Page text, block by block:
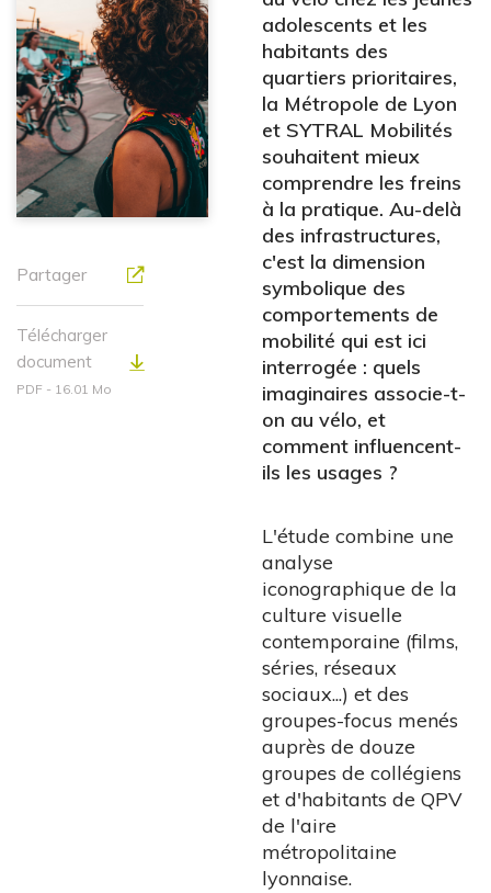
Partager
Télécharger
document
PDF - 16.01 Mo
adolescents et les
habitants des
quartiers prioritaires,
la Métropole de Lyon
et SYTRAL Mobilités
souhaitent mieux
comprendre les freins
à la pratique. Au-delà
des infrastructures,
c'est la dimension
symbolique des
comportements de
mobilité qui est ici
interrogée : quels
imaginaires associe-t-
on au vélo, et
comment influencent-
ils les usages ?
L'étude combine une
analyse
iconographique de la
culture visuelle
contemporaine (films,
séries, réseaux
sociaux...) et des
groupes-focus menés
auprès de douze
groupes de collégiens
et d'habitants de QPV
de l'aire
métropolitaine
lyonnaise.